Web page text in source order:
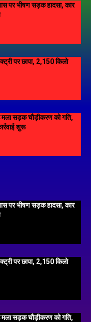
पर भीषण सड़क हादसा, कार
पर छापा, 2,150 किलो
मला सड़क चौड़ीकरण को गति,
शुरू
पर भीषण सड़क हादसा, कार
पर छापा, 2,150 किलो
मला सड़क चौड़ीकरण को गति,